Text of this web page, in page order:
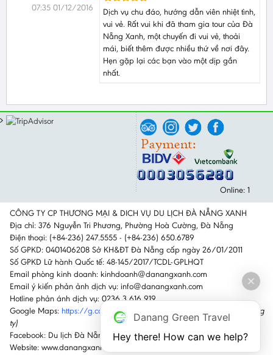
Dịch vụ chu đáo, hướng dẫn viên nhiệt tình,
vui vẻ. Rất vui khi đã tham gia tour của Đà
Nẵng Xanh, một chuyến đi vui vẻ, thoải
mái, biết thêm được nhiều thứ về nơi đây.
Hẹn gặp lại các bạn vào một dịp gần
nhất.
07:35 01/12/2016
Online: 1
CÔNG TY CP THƯƠNG MẠI & DICH VỤ DU LỊCH ĐÀ NẴNG XANH
Địa chỉ: 376 Nguyễn Tri Phương, Phường Hoà Cường, Đà Nẵng
Điện thoại: (+84-236) 247.5555 - (+84-236) 650.6789
Số GPKD: 0401406208 Sở KH&ĐT Đà Nẵng cấp ngày 26/01/2011
Số GPKD Lữ hành Quốc tế: 48-145/2017/TCDL-GPLHQT
Email phòng kinh doanh: kinhdoanh@danangxanh.com
Email ý kiến phản ảnh dịch vụ: info@danangxanh.com
Hotline phản ánh dịch vụ: 0236 3 616 919
Google Maps: https://g.co/kgs/GktTz6H
(Nhấn vào link để đi đến công
ty)
Facebook: Du lịch Đà Nẵng Xanh
Website: www.danangxanh.com
Danang Green Travel
Hey there! How can we help?